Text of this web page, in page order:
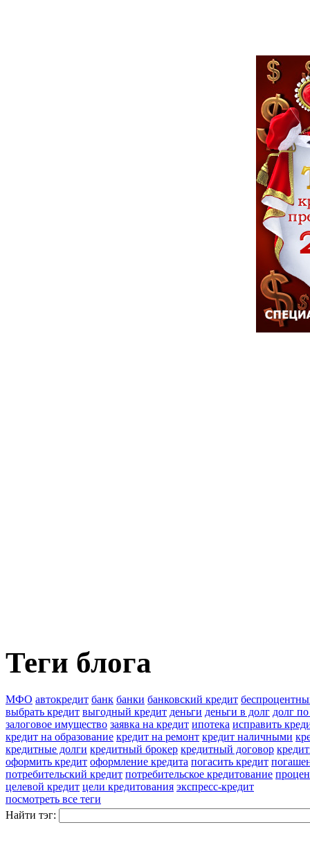
Теги блога
МФО автокредит банк банки банковский кредит
выбрать кредит выгодный кредит деньги деньги в долг долг
залоговое имущество заявка на кредит ипотека исправить
кредит на образование кредит на ремонт кредит наличными
кредитные долги кредитный брокер кредитный договор
оформить кредит оформление кредита погасить кредит
потребительский кредит потребительское кредитование
целевой кредит цели кредитования экспресс-кредит
посмотреть все теги
Найти тэг: